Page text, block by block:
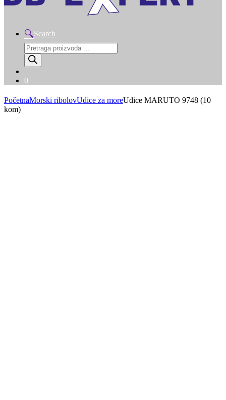
Search
Products
search
0
PočetnaMorski ribolovUdice za moreUdice MARUTO 9748 (10
kom)